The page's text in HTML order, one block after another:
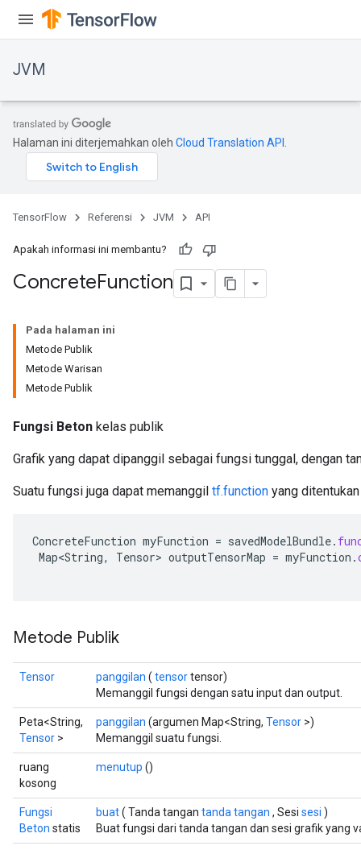
JVM
Halaman ini diterjemahkan oleh Cloud Translation API
TensorFlow Referensi JVM API
Apakah informasi ini membantu?
ConcreteFunction
Pada halaman ini
Metode Publik
Metode Warisan
Metode Publik
Fungsi Beton kelas publik
Grafik yang dapat dipanggil sebagai fungsi tunggal, dengan
Suatu fungsi juga dapat memanggil tf.function yang
ConcreteFunction myFunction = savedModelBundle.
Map<String, Tensor> outputTensorMap = myFunction .
Metode Publik
Tensor panggilan ( tensortensor)
Memanggil fungsi dengan satu input dan output.
Peta<String,
Tensor >
panggilan (argumen Map<String, Tensor >)
Memanggil suatu fungsi.
ruang
kosong
menutup ()
Fungsi
Beton statis
buat( Tanda tangan tanda tangan , Sesi sesi )
Buat fungsi dari tanda tangan dan sesi grafik yang